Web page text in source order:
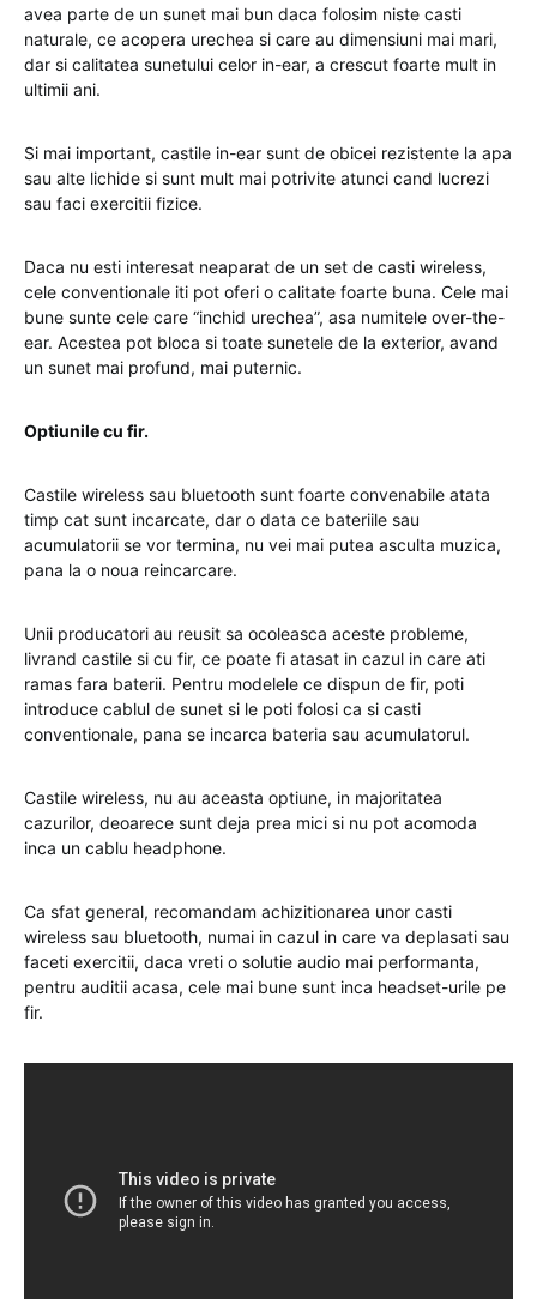
avea parte de un sunet mai bun daca folosim niste casti
naturale, ce acopera urechea si care au dimensiuni mai mari,
dar si calitatea sunetului celor in-ear, a crescut foarte mult in
ultimii ani.
Si mai important, castile in-ear sunt de obicei rezistente la apa
sau alte lichide si sunt mult mai potrivite atunci cand lucrezi
sau faci exercitii fizice.
Daca nu esti interesat neaparat de un set de casti wireless,
cele conventionale iti pot oferi o calitate foarte buna. Cele mai
bune sunte cele care “inchid urechea”, asa numitele over-the-
ear. Acestea pot bloca si toate sunetele de la exterior, avand
un sunet mai profund, mai puternic.
Optiunile cu fir.
Castile wireless sau bluetooth sunt foarte convenabile atata
timp cat sunt incarcate, dar o data ce bateriile sau
acumulatorii se vor termina, nu vei mai putea asculta muzica,
pana la o noua reincarcare.
Unii producatori au reusit sa ocoleasca aceste probleme,
livrand castile si cu fir, ce poate fi atasat in cazul in care ati
ramas fara baterii. Pentru modelele ce dispun de fir, poti
introduce cablul de sunet si le poti folosi ca si casti
conventionale, pana se incarca bateria sau acumulatorul.
Castile wireless, nu au aceasta optiune, in majoritatea
cazurilor, deoarece sunt deja prea mici si nu pot acomoda
inca un cablu headphone.
Ca sfat general, recomandam achizitionarea unor casti
wireless sau bluetooth, numai in cazul in care va deplasati sau
faceti exercitii, daca vreti o solutie audio mai performanta,
pentru auditii acasa, cele mai bune sunt inca headset-urile pe
fir.